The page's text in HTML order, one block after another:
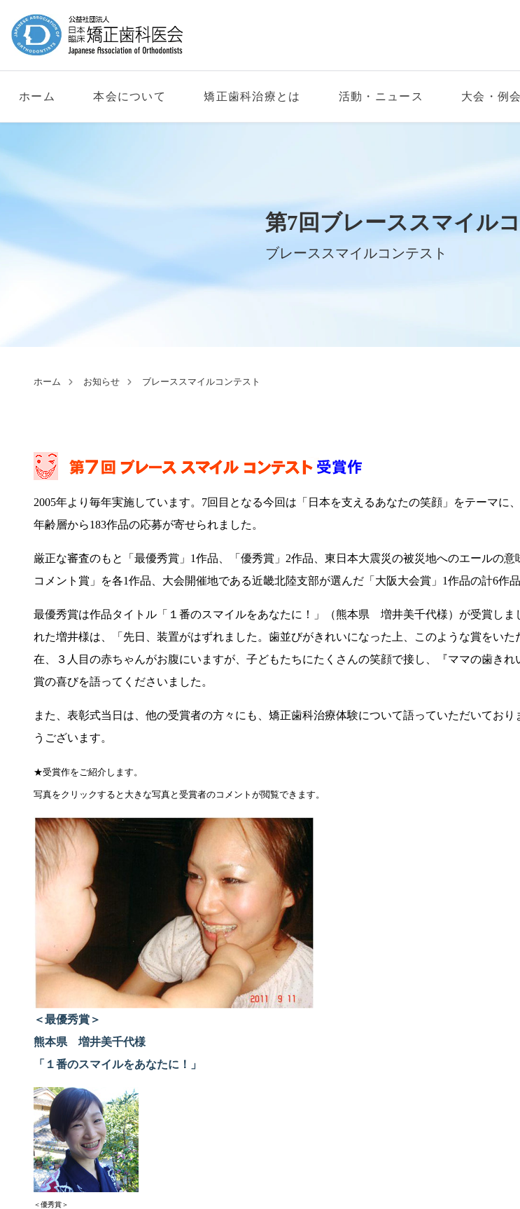
ホーム 本会について 矯正歯科治療とは 活動・ニュース 大会・例会
第7回ブレーススマイル
ブレーススマイルコンテスト
ホーム お知らせ ブレーススマイルコンテスト
2005年より毎年実施しています。7回目となる今回は「日本を支えるあなたの笑顔」をテーマに
年齢層から183作品の応募が寄せられました。
厳正な審査のもと「最優秀賞」1作品、「優秀賞」2作品、東日本大震災の被災地へのエールの意
コメント賞」を各1作品、大会開催地である近畿北陸支部が選んだ「大阪大会賞」1作品の計6作
最優秀賞は作品タイトル「１番のスマイルをあなたに！」（熊本県 増井美千代様）が受賞しま
れた増井様は、「先日、装置がはずれました。歯並びがきれいになった上、このような賞をいた
在、３人目の赤ちゃんがお腹にいますが、子どもたちにたくさんの笑顔で接し、『ママの歯き
賞の喜びを語ってくださいました。
また、表彰式当日は、他の受賞者の方々にも、矯正歯科治療体験について語っていただいており
うございます。
★受賞作をご紹介します。
写真をクリックすると大きな写真と受賞者のコメントが閲覧できます。
＜最優秀賞＞
熊本県 増井美千代様
「１番のスマイルをあなたに！」
＜優秀賞＞